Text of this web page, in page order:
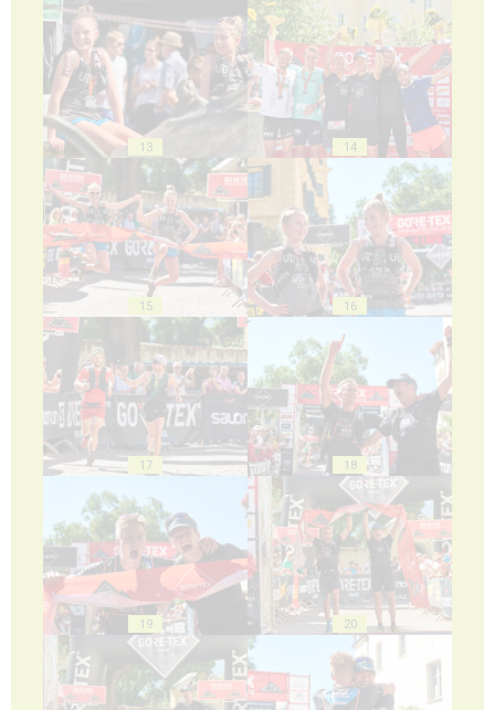
13 14
15 16
17 18
19 20